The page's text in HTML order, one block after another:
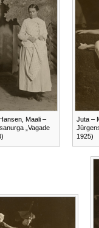
Maali –
„Vagade
Juta –
1925)